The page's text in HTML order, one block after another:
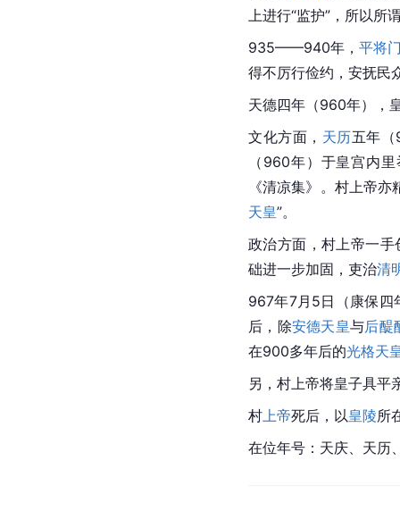
上进行“监护”，所以所
935——940年，平将
得不厉行俭约，安抚民
天德四年（960年），
文化方面， 天历五年
（960年）于皇宫内
《清凉集》。村上帝亦
天皇”。
政治方面，村上帝一手
础进一步加固，吏治清
967年7月5日（康保四
后，除安德天皇与后醍
在900多年后的光格天
另，村上帝将皇子具平
村 上帝死后，以皇陵所
在位年号：天庆、天历